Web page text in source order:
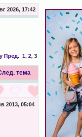
2026, 17:42
Пред. 1, 2, 3
тема
2013, 05:04